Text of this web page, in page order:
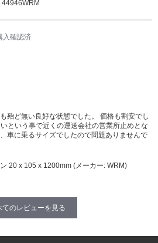
44946WRM
入確認済
殆ど無い良好な状態でした。 価格も割安でし
という事で近くの運送会社の営業所止めとな
車に乗るサイズでしたので問題ありませんで
20 x 105 x 1200mm (メーカー: WRM)
てのレビューを見る